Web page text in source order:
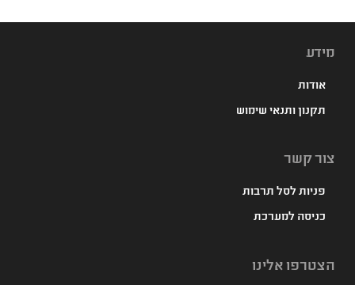
מידע
אודות
תקנון ותנאי שימוש
צור קשר
פניות לסל תרבות
כניסה למערכת
הצטרפו אלינו